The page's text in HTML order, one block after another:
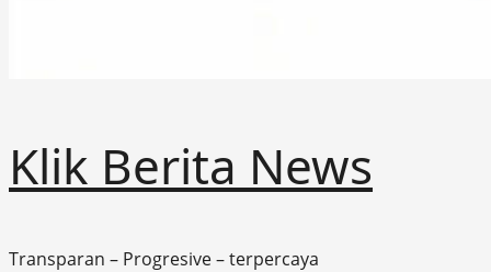
Klik Berita News
Transparan – Progresive – terpercaya